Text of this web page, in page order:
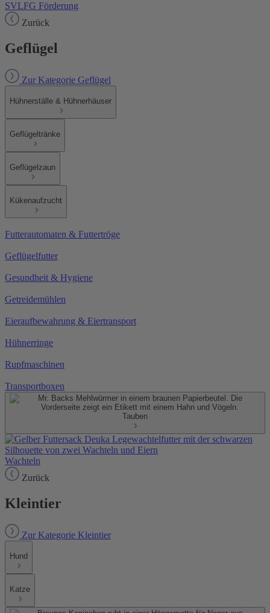
SVLFG Förderung
Zurück
Geflügel
Zur Kategorie Geflügel
Hühnerställe & Hühnerhäuser
Geflügeltränke
Geflügelzaun
Kükenaufzucht
Futterautomaten & Futtertröge
Geflügelfutter
Gesundheit & Hygiene
Getreidemühlen
Eieraufbewahrung & Eiertransport
Hühnerringe
Rupfmaschinen
Transportboxen
Tauben
Wachteln
Zurück
Kleintier
Zur Kategorie Kleintier
Hund
Katze